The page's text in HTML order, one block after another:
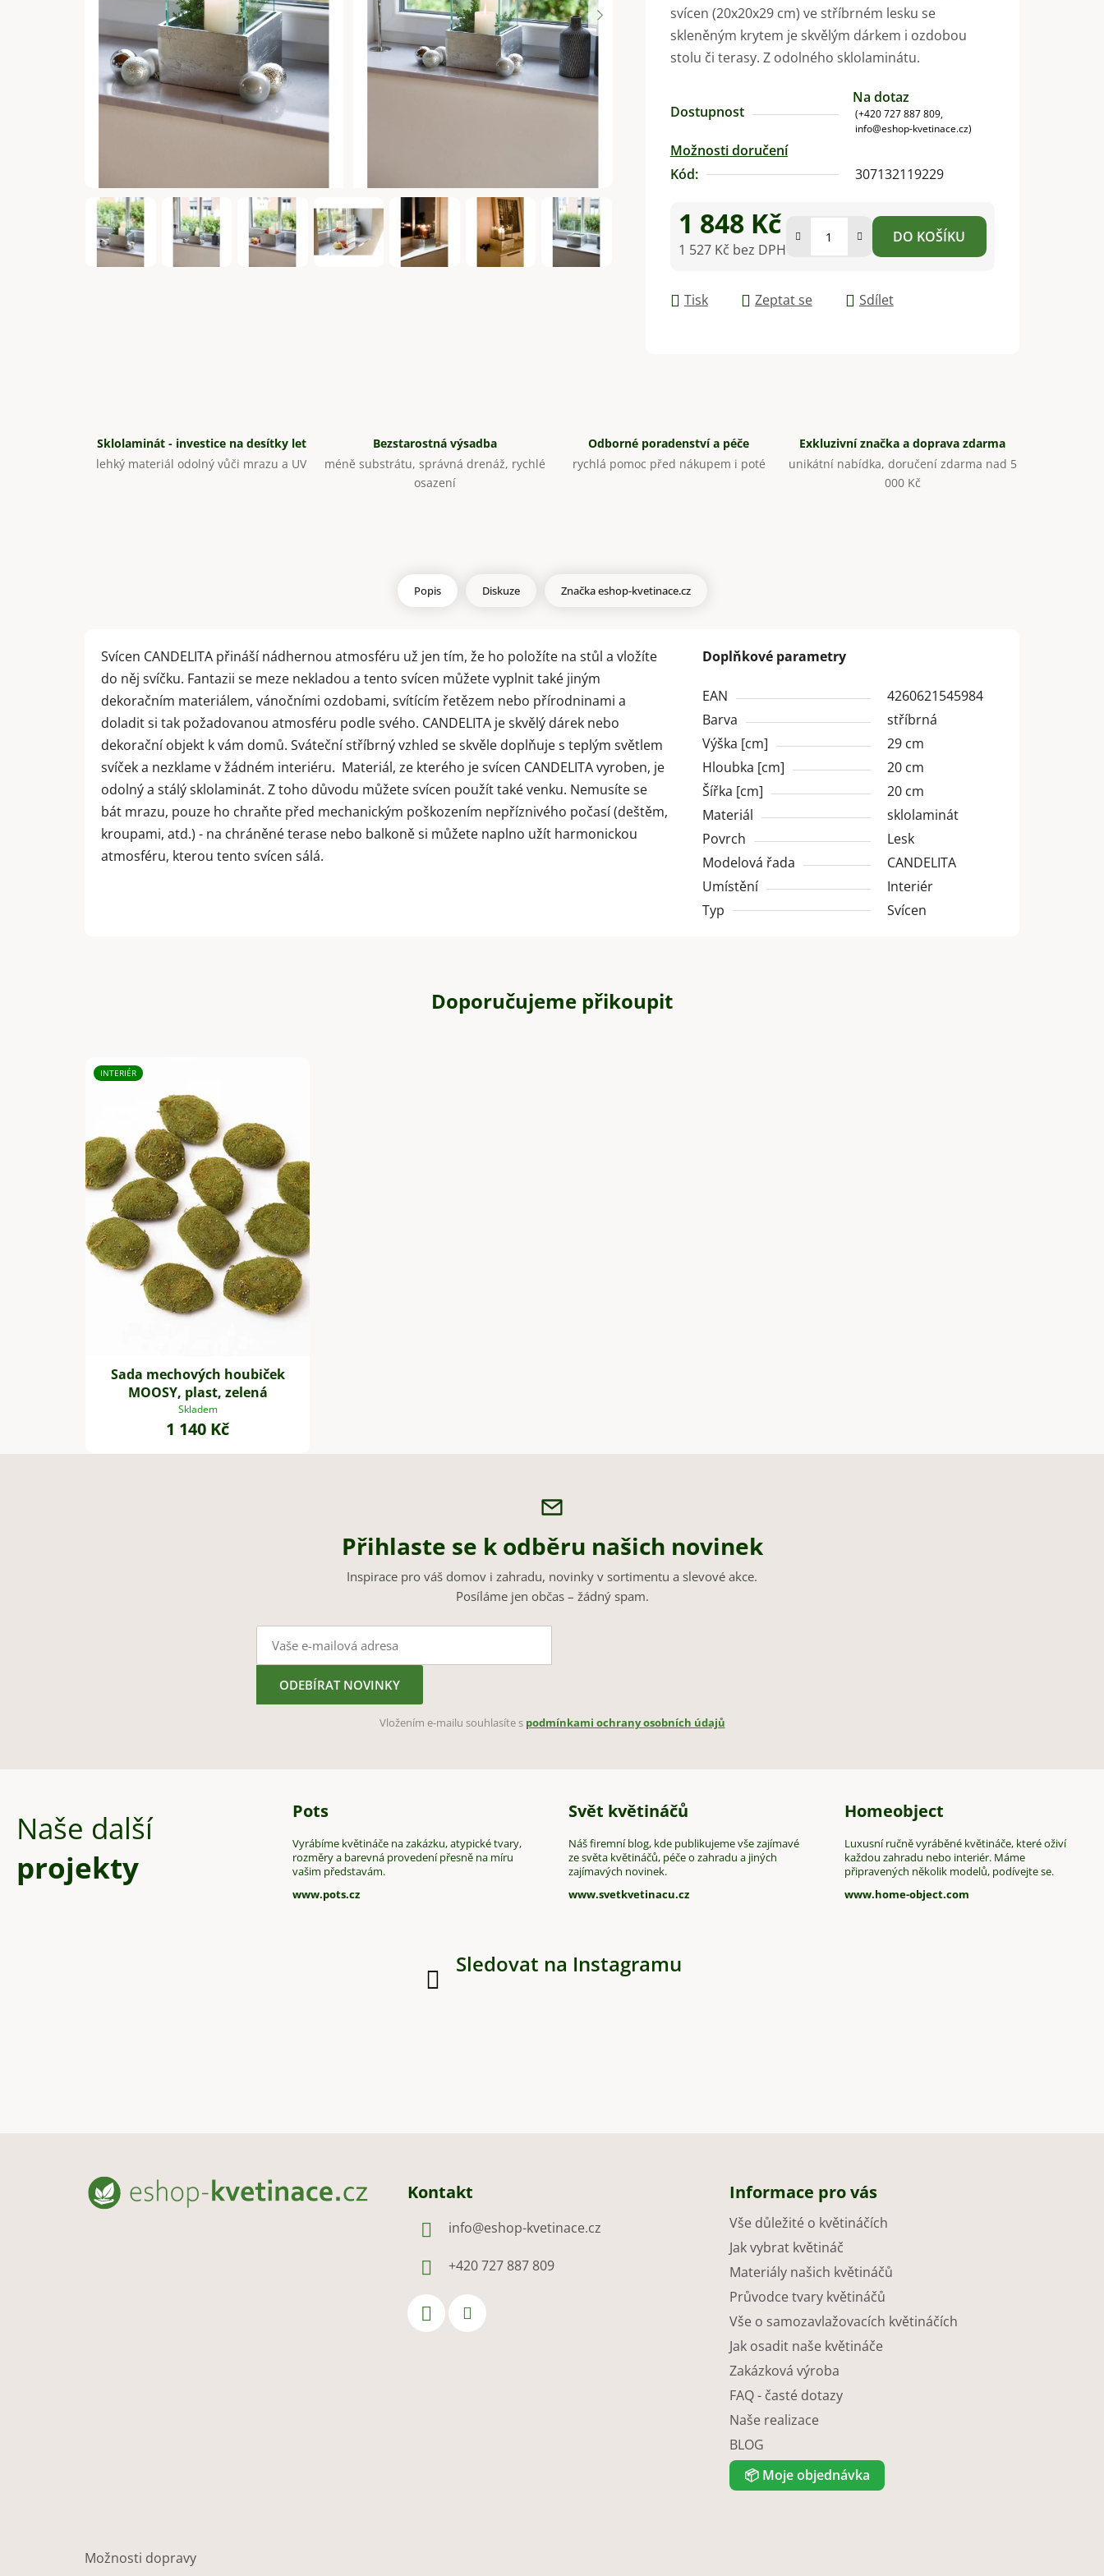
je
0,0
z
hvězdiček.
svícen (20x20x29 cm) ve stříbrném lesku se
skleněným krytem je skvělým dárkem i ozdobou
stolu či terasy. Z odolného sklolaminátu.
Dostupnost
Na dotaz
(+420 727 887 809,
info@eshop-kvetinace.cz)
Možnosti doručení
Kód:
307132119229
1 848 Kč
1 527 Kč bez DPH
DO KOŠÍKU
Tisk Zeptat se Sdílet
Sklolaminát - investice na desítky let
lehký materiál odolný vůči mrazu a UV
Bezstarostná výsadba
méně substrátu, správná drenáž, rychlé
osazení
Odborné poradenství a péče
rychlá pomoc před nákupem i poté
Exkluzivní značka a doprava zdarma
unikátní nabídka, doručení zdarma nad 5
000 Kč
Popis Diskuze Značkaeshop-kvetinace.cz
Svícen CANDELITA přináší nádhernou atmosféru už jen tím, že ho položíte na stůl a vložíte
do něj svíčku. Fantazii se meze nekladou a tento svícen můžete vyplnit také jiným
dekoračním materiálem, vánočními ozdobami, svítícím řetězem nebo přírodninami a
doladit si tak požadovanou atmosféru podle svého. CANDELITA je skvělý dárek nebo
dekorační objekt k vám domů. Sváteční stříbrný vzhled se skvěle doplňuje s teplým světlem
svíček a nezklame v žádném interiéru. Materiál, ze kterého je svícen CANDELITA vyroben, je
odolný a stálý sklolaminát. Z toho důvodu můžete svícen použít také venku. Nemusíte se
bát mrazu, pouze ho chraňte před mechanickým poškozením nepříznivého počasí (deštěm,
kroupami, atd.) - na chráněné terase nebo balkoně si můžete naplno užít harmonickou
atmosféru, kterou tento svícen sálá.
Doplňkové parametry
EAN
4260621545984
Barva
stříbrná
Výška [cm]
29 cm
Hloubka [cm]
20 cm
Šířka [cm]
20 cm
Materiál
sklolaminát
Povrch
Lesk
Modelová řada
CANDELITA
Umístění
Interiér
Typ
Svícen
Doporučujeme přikoupit
INTERIÉR
Sada mechových houbiček
MOOSY, plast, zelená
Skladem
1 140 Kč
Přihlaste se k odběru našich novinek
Inspirace pro váš domov i zahradu, novinky v sortimentu a slevové akce.
Posíláme jen občas – žádný spam.
ODEBÍRAT NOVINKY
Vložením e-mailu souhlasíte s podmínkami ochrany osobních údajů
Naše další
projekty
Pots
Vyrábíme květináče na zakázku, atypické tvary,
rozměry a barevná provedení přesně na míru
vašim představám.
www.pots.cz
Svět květináčů
Náš firemní blog, kde publikujeme vše zajímavé
ze světa květináčů, péče o zahradu a jiných
zajímavých novinek.
www.svetkvetinacu.cz
Homeobject
Luxusní ručně vyráběné květináče, které oživí
každou zahradu nebo interiér. Máme
připravených několik modelů, podívejte se.
www.home-object.com
Sledovat na Instagramu
Kontakt
info@eshop-kvetinace.cz
+420 727 887 809
Informace pro vás
Vše důležité o květináčích
Jak vybrat květináč
Materiály našich květináčů
Průvodce tvary květináčů
Vše o samozavlažovacích květináčích
Jak osadit naše květináče
Zakázková výroba
FAQ - časté dotazy
Naše realizace
BLOG
📦 Moje objednávka
Možnosti dopravy